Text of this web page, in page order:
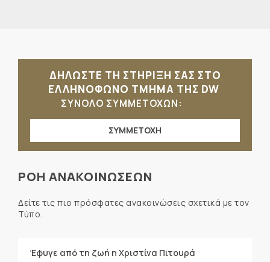
ΔΗΛΩΣΤΕ ΤΗ ΣΤΗΡΙΞΗ ΣΑΣ ΣΤΟ
ΕΛΛΗΝΟΦΩΝΟ ΤΜΗΜΑ ΤΗΣ DW
ΣΥΝΟΛΟ ΣΥΜΜΕΤΟΧΩΝ:
ΣΥΜΜΕΤΟΧΗ
ΡΟΗ ΑΝΑΚΟΙΝΩΣΕΩΝ
Δείτε τις πιο πρόσφατες ανακοινώσεις σχετικά με τον
Τύπο.
Έφυγε από τη ζωή η Χριστίνα Πιτουρά